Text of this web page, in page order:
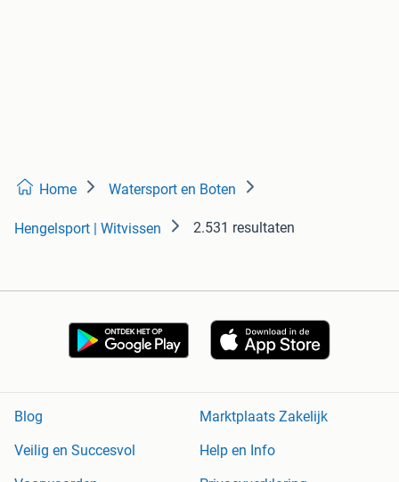
Home Watersport en Boten
Hengelsport | Witvissen 2.531 resultaten
Blog
Marktplaats Zakelijk
Veilig en Succesvol
Help en Info